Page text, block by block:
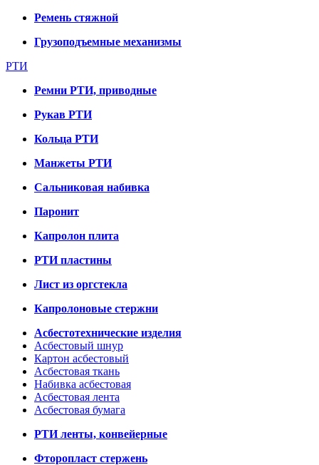
Ремень стяжной
Грузоподъемные механизмы
РТИ
Ремни РТИ, приводные
Рукав РТИ
Кольца РТИ
Манжеты РТИ
Сальниковая набивка
Паронит
Капролон плита
РТИ пластины
Лист из оргстекла
Капролоновые стержни
Асбестотехнические изделия
Асбестовый шнур
Картон асбестовый
Асбестовая ткань
Набивка асбестовая
Асбестовая лента
Асбестовая бумага
РТИ ленты, конвейерные
Фторопласт стержень